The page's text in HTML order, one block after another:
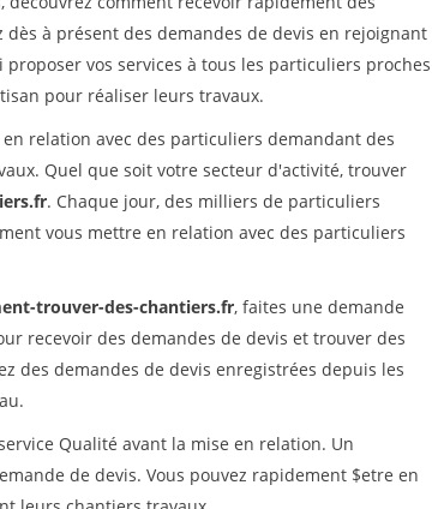
à présent des demandes de devis en rejoignant
vos services à tous les particuliers proches
pour réaliser leurs travaux.
relation avec des particuliers demandant des
Quel que soit votre secteur d'activité, trouver
. Chaque jour, des milliers de particuliers
vous mettre en relation avec des particuliers
trouver-des-chantiers.fr, faites une demande
recevoir des demandes de devis et trouver des
des demandes de devis enregistrées depuis les
Qualité avant la mise en relation. Un
de devis. Vous pouvez rapidement $etre en